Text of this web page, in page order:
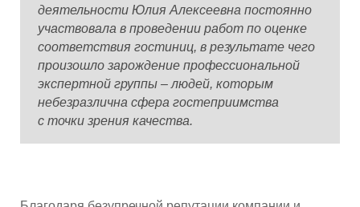
деятельности Юлия Алексеевна постоянно
участвовала в проведении работ по оценке
соответствия гостиниц, в результате чего
произошло зарождение профессиональной
экспертной группы – людей, которым
небезразлична сфера гостеприимства
с точки зрения качества.